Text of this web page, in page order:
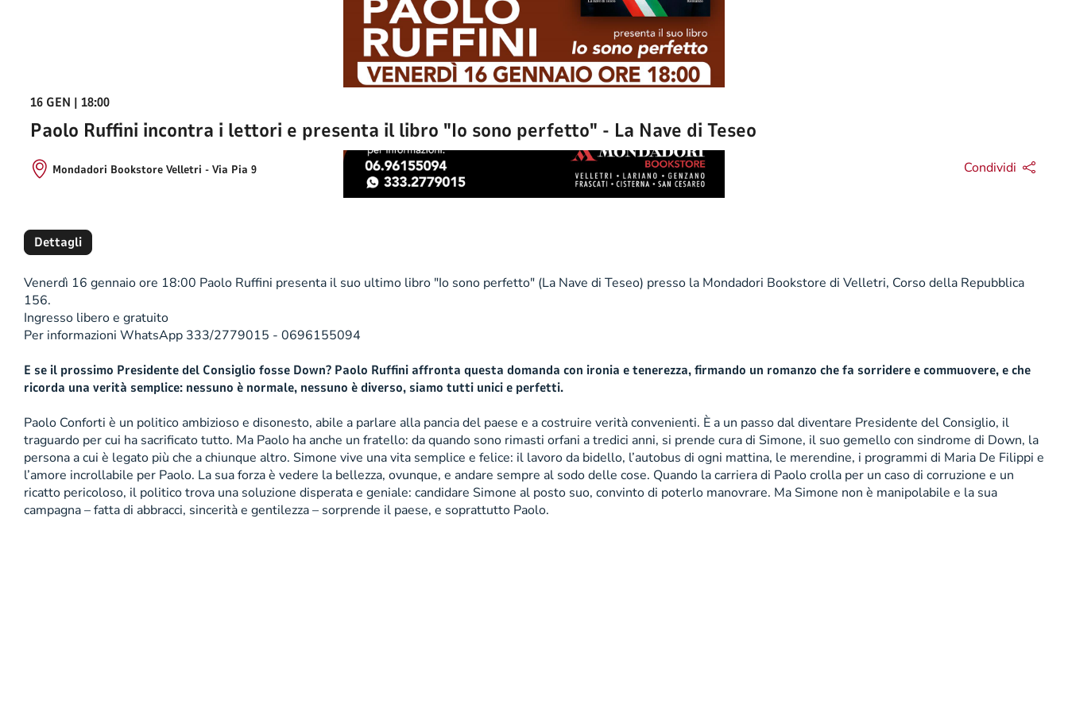
16 GEN | 18:00
Paolo Ruffini incontra i lettori e presenta il libro "Io sono perfetto" - La Nave di Teseo
Mondadori Bookstore Velletri - Via Pia 9 Condividi
Dettagli
Venerdì 16 gennaio ore 18:00 Paolo Ruffini presenta il suo ultimo libro "Io sono perfetto" (La Nave di Teseo) presso la Mondadori Bookstore di Velletri, Corso della Repubblica
156.
Ingresso libero e gratuito
Per informazioni WhatsApp 333/2779015 - 0696155094
E se il prossimo Presidente del Consiglio fosse Down? Paolo Ruffini affronta questa domanda con ironia e tenerezza, firmando un romanzo che fa sorridere e commuovere, e che
ricorda una verità semplice: nessuno è normale, nessuno è diverso, siamo tutti unici e perfetti.
Paolo Conforti è un politico ambizioso e disonesto, abile a parlare alla pancia del paese e a costruire verità convenienti. È a un passo dal diventare Presidente del Consiglio, il
traguardo per cui ha sacrificato tutto. Ma Paolo ha anche un fratello: da quando sono rimasti orfani a tredici anni, si prende cura di Simone, il suo gemello con sindrome di Down, la
persona a cui è legato più che a chiunque altro. Simone vive una vita semplice e felice: il lavoro da bidello, l’autobus di ogni mattina, le merendine, i programmi di Maria De Filippi e
l’amore incrollabile per Paolo. La sua forza è vedere la bellezza, ovunque, e andare sempre al sodo delle cose. Quando la carriera di Paolo crolla per un caso di corruzione e un
ricatto pericoloso, il politico trova una soluzione disperata e geniale: candidare Simone al posto suo, convinto di poterlo manovrare. Ma Simone non è manipolabile e la sua
campagna – fatta di abbracci, sincerità e gentilezza – sorprende il paese, e soprattutto Paolo.